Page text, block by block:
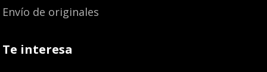
Envío de originales
Te interesa